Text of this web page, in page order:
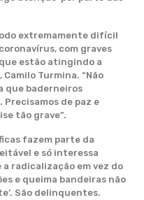
extremamente difícil
com graves
estão atingindo a
Camilo Turmina. “Não
que baderneiros
de paz e
tão grave”.
fazem parte da
e só interessa
radicalização em vez do
e queima bandeiras não
São delinquentes.